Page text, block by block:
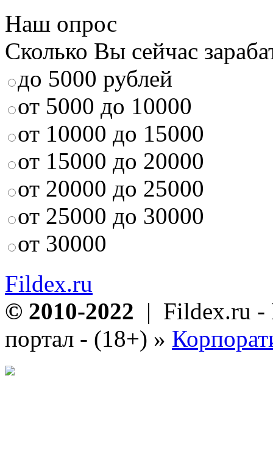
Наш опрос
Сколько Вы сейчас
до 5000 рублей
от 5000 до 10000
от 10000 до 15000
от 15000 до 20000
от 20000 до 25000
от 25000 до 30000
от 30000
Fildex.ru
© 2010-2022 | Fildex.ru -
портал - (18+) »